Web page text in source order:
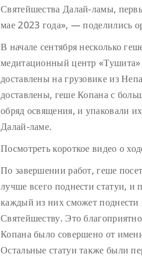
Святейшества Далай-ламы,
мае 2023 года», — поделились
В начале сентября несколько
медитационный центр
доставлены на грузовике из
доставлены, геше Копана с
обряд освящения, и упаковали
Далай-ламе.
Посмотреть короткое видео о
По завершении работ, геше
лучше всего поднести статуи,
каждый из них сможет поднести
Святейшеству. Это
Копана было совершено от
Остальные статуи также были